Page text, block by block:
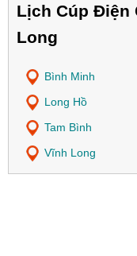
Lịch Cúp Điện
Long
Bình Minh
Long Hồ
Tam Bình
Vĩnh Long